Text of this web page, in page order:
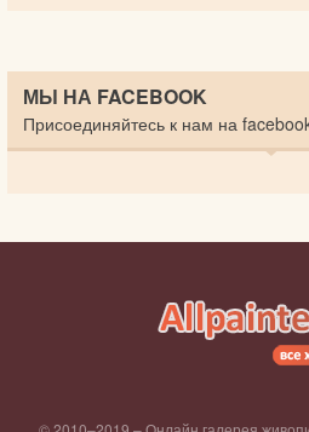
МЫ НА FACEBOOK
Присоединяйтесь к нам на